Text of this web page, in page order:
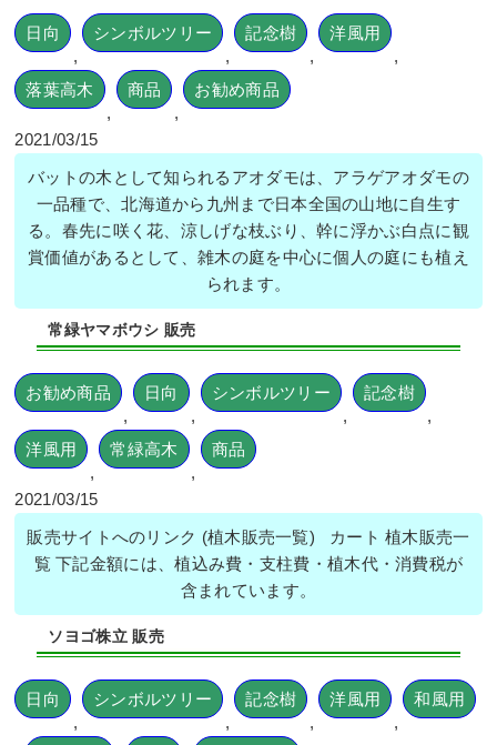
日向
,
シンボルツリー
,
記念樹
,
洋風用
,
落葉高木
,
商品
,
お勧め商品
2021/03/15
バットの木として知られるアオダモは、アラゲアオダモの
一品種で、北海道から九州まで日本全国の山地に自生す
る。春先に咲く花、涼しげな枝ぶり、幹に浮かぶ白点に観
賞価値があるとして、雑木の庭を中心に個人の庭にも植え
られます。
常緑ヤマボウシ 販売
お勧め商品
,
日向
,
シンボルツリー
,
記念樹
,
洋風用
,
常緑高木
,
商品
2021/03/15
販売サイトへのリンク (植木販売一覧) カート 植木販売一
覧 下記金額には、植込み費・支柱費・植木代・消費税が
含まれています。
ソヨゴ株立 販売
日向
,
シンボルツリー
,
記念樹
,
洋風用
,
和風用